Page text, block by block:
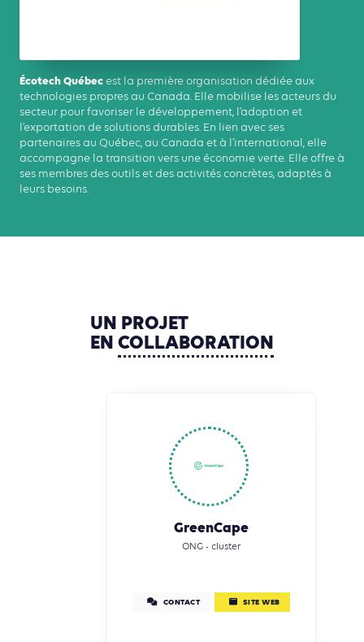
Écotech Québec est la première organisation dédiée aux
technologies propres au Canada. Elle mobilise les acteurs du
secteur pour favoriser le développement, l’adoption et
l’exportation de solutions durables. En lien avec ses
partenaires au Québec, au Canada et à l’international, elle
accompagne la transition vers une économie verte. Elle offre à
ses membres des outils et des activités concrètes, adaptés à
leurs besoins.
UN PROJET
EN COLLABORATION
GreenCape
ONG - cluster
CONTACT SITE WEB